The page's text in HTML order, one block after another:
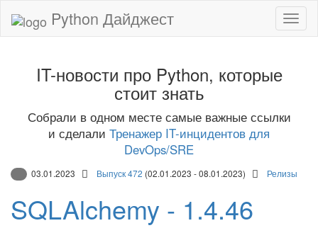
Python Дайджест
IT-новости про Python, которые
стоит знать
Собрали в одном месте самые важные ссылки
и сделали Тренажер IT-инцидентов для
DevOps/SRE
03.01.2023 Выпуск 472 (02.01.2023 - 08.01.2023) Релизы
SQLAlchemy - 1.4.46